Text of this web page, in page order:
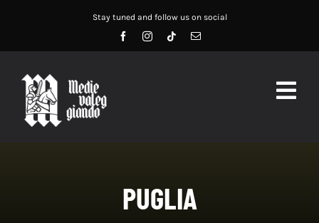
contenuto
Stay tuned and follow us on social
PUGLIA